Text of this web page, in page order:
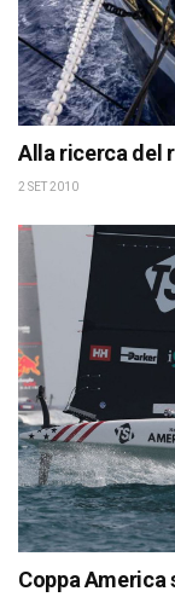
Alla ricerca del
2 SET 2010
Coppa America